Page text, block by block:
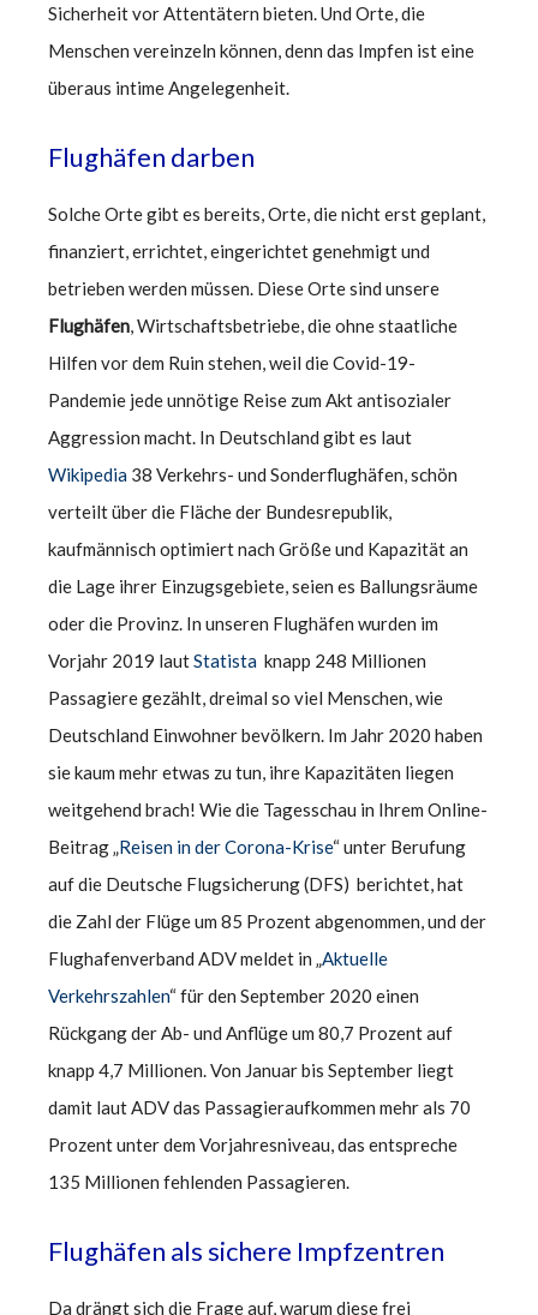
Sicherheit vor Attentätern bieten. Und Orte, die
Menschen vereinzeln können, denn das Impfen ist eine
überaus intime Angelegenheit.
Flughäfen darben
Solche Orte gibt es bereits, Orte, die nicht erst geplant,
finanziert, errichtet, eingerichtet genehmigt und
betrieben werden müssen. Diese Orte sind unsere
Flughäfen, Wirtschaftsbetriebe, die ohne staatliche
Hilfen vor dem Ruin stehen, weil die Covid-19-
Pandemie jede unnötige Reise zum Akt antisozialer
Aggression macht. In Deutschland gibt es laut
Wikipedia 38 Verkehrs- und Sonderflughäfen, schön
verteilt über die Fläche der Bundesrepublik,
kaufmännisch optimiert nach Größe und Kapazität an
die Lage ihrer Einzugsgebiete, seien es Ballungsräume
oder die Provinz. In unseren Flughäfen wurden im
Vorjahr 2019 lautStatista knapp 248 Millionen
Passagiere gezählt, dreimal so viel Menschen, wie
Deutschland Einwohner bevölkern. Im Jahr 2020 haben
sie kaum mehr etwas zu tun, ihre Kapazitäten liegen
weitgehend brach! Wie die Tagesschau in Ihrem Online-
Beitrag „Reisen in der Corona-Krise“ unter Berufung
auf die Deutsche Flugsicherung (DFS) berichtet, hat
die Zahl der Flüge um 85 Prozent abgenommen, und der
Flughafenverband ADV meldet in „Aktuelle
Verkehrszahlen“ für den September 2020 einen
Rückgang der Ab- und Anflüge um 80,7 Prozent auf
knapp 4,7 Millionen. Von Januar bis September liegt
damit laut ADV das Passagieraufkommen mehr als 70
Prozent unter dem Vorjahresniveau, das entspreche
135 Millionen fehlenden Passagieren.
Flughäfen als sichere Impfzentren
Da drängt sich die Frage auf, warum diese frei